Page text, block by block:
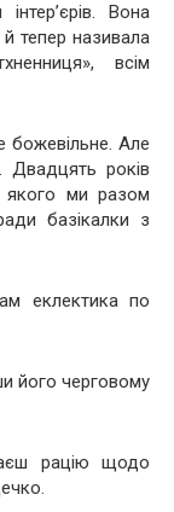
Вона
тепер називала
всім
божевільне. Але
років
якого ми разом
базікалки з
еклектика по
його черговому
рацію щодо